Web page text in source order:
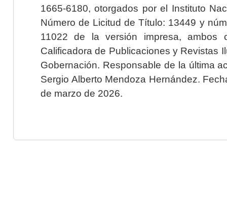
1665-6180, otorgados por el Instituto
Número de Licitud de Título: 13449 y
11022 de la versión impresa, ambos
Calificadora de Publicaciones y Revistas
Gobernación. Responsable de la última
Sergio Alberto Mendoza Hernández.
de marzo de 2026.